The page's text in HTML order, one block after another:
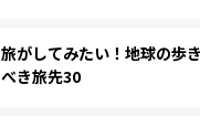
がしてみたい！地球の歩
き旅先30